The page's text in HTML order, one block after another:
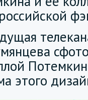
этого